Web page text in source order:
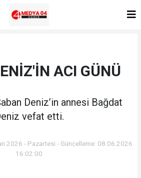
ACI GÜNÜ
Deniz’in annesi Bağdat
vefat etti.
2026 - Pazartesi - Güncelleme: 08.06.2026
16:02:00